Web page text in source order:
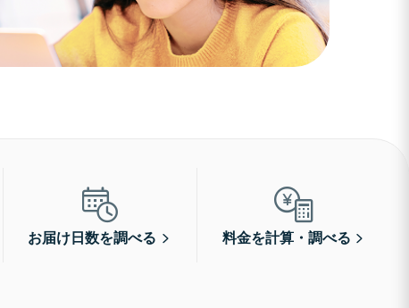
お届け日数を調べる 料金を計算・調べる